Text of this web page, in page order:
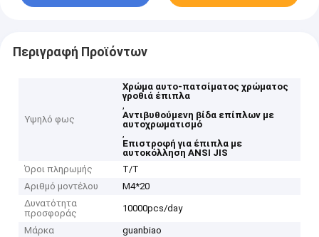
Περιγραφή Προϊόντων
Υψηλό φως
Χρώμα αυτο-πατσίματος χρώματος
γροθιά έπιπλα
,
Αντιβυθούμενη βίδα επίπλων με
αυτοχρωματισμό
,
Επιστροφή για έπιπλα με
αυτοκόλληση ANSI JIS
Όροι πληρωμής
T/T
Αριθμό μοντέλου
Μ4*20
Δυνατότητα
προσφοράς
10000pcs/day
Μάρκα
guanbiao